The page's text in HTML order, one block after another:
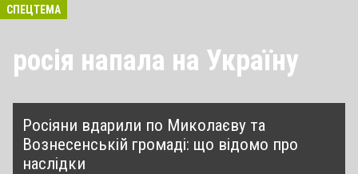
СПЕЦТЕМА
росія напала на Україну
Росіяни вдарили по Миколаєву та
Вознесенській громаді: що відомо про
наслідки